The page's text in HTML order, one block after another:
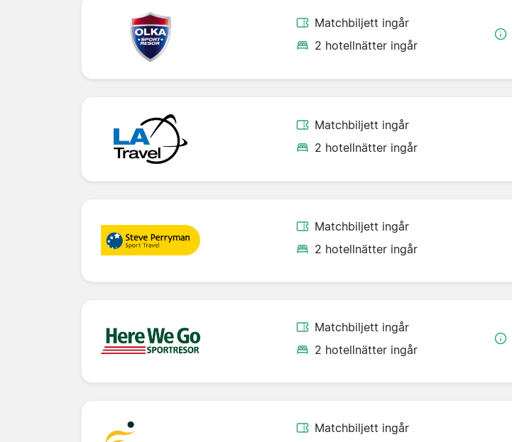
Matchbiljett ingår
2 hotellnätter ingår
Matchbiljett ingår
2 hotellnätter ingår
Matchbiljett ingår
2 hotellnätter ingår
Matchbiljett ingår
2 hotellnätter ingår
Matchbiljett ingår